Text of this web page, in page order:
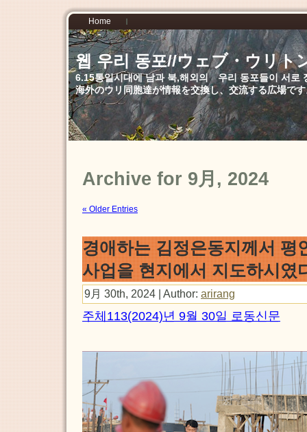
Home
웹 우리 동포//ウェブ・ウリト
6.15통일시대에 남과 북,해외의 우리 동포들이 서로
海外のウリ同胞達が情報を交換し、交流する広場で
Archive for 9月, 2024
« Older Entries
경애하는 김정은동지께서 평
사업을 현지에서 지도하시였
9月 30th, 2024 | Author: arirang
주체113(2024)년 9월 30일 로동신문